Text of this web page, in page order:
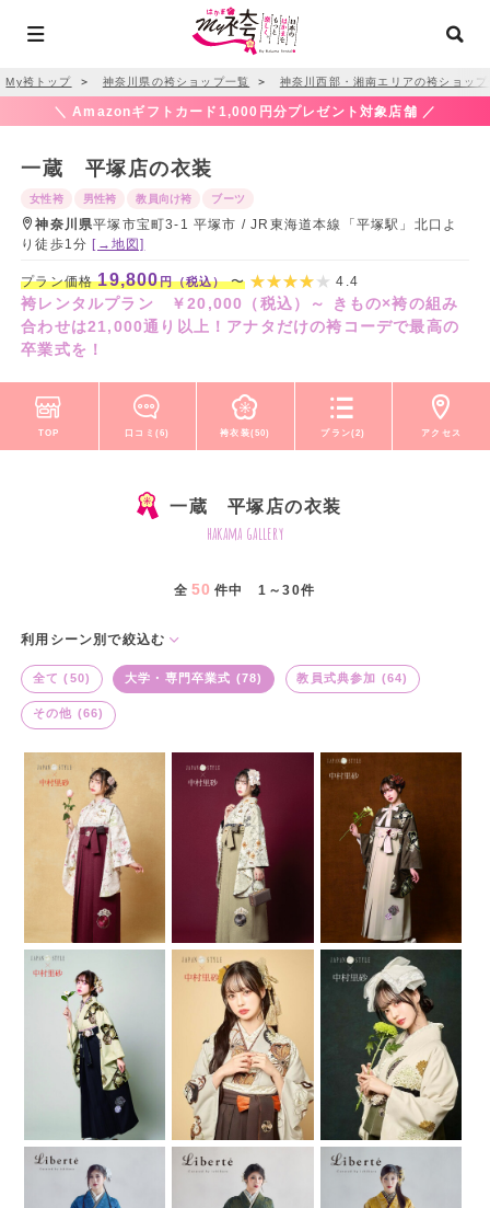
My袴トップ ＞ 神奈川県の袴ショップ一覧 ＞ 神奈川西部・湘南エリアの袴ショップ
＼ Amazonギフトカード1,000円分プレゼント対象店舗 ／
一蔵 平塚店の衣装
女性袴 男性袴 教員向け袴 ブーツ
神奈川県平塚市宝町3-1 平塚市 / JR東海道本線「平塚駅」北口よ
り徒歩1分[→地図]
プラン価格19,800円（税込）〜 4.4
袴レンタルプラン ￥20,000（税込）～ きもの×袴の組み
合わせは21,000通り以上！アナタだけの袴コーデで最高の
卒業式を！
TOP 口コミ(6) 袴衣装(50) プラン(2) アクセス
一蔵 平塚店の衣装
hakama gallery
全 50 件中 1～30件
利用シーン別で絞込む
全て (50) 大学・専門卒業式 (78) 教員式典参加 (64)
その他 (66)